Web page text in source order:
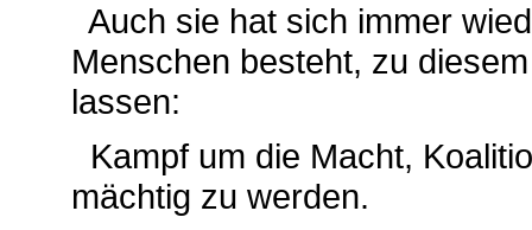
Auch sie hat sich immer
Menschen besteht, zu
lassen:
Kampf um die Macht,
mächtig zu werden.